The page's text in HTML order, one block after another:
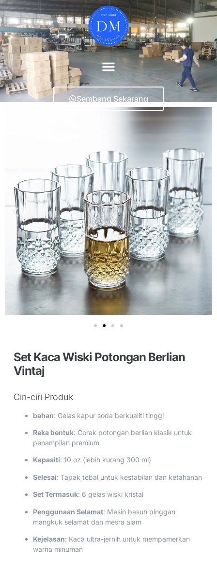
Sembang Sekarang
Set Kaca Wiski Potongan Berlian
Vintaj
Ciri-ciri Produk
bahan: Gelas kapur soda berkualiti tinggi
Reka bentuk: Corak potongan berlian klasik untuk
penampilan premium
Kapasiti: 10 oz (lebih kurang 300 ml)
Selesai: Tapak tebal untuk kestabilan dan ketahanan
Set Termasuk: 6 gelas wiski kristal
Penggunaan Selamat: Mesin basuh pinggan
mangkuk selamat dan mesra alam
Kejelasan: Kaca ultra-jernih untuk mempamerkan
warna minuman